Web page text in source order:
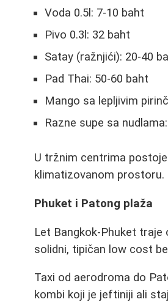
Voda 0.5l: 7-10 baht
Pivo 0.3l: 32 baht
Satay (ražnjići): 20-40
Pad Thai: 50-60 baht
Mango sa lepljivim
Razne supe sa
U tržnim centrima
klimatizovanom prostoru.
Phuket i Patong plaža
Let Bangkok-Phuket
solidni, tipičan low cost
Taxi od aerodroma do
kombi koji je jeftiniji ali